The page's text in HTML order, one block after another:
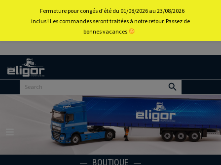
Retour
BOUTIQUE
Fermeture pour congés d'été du 01/08/2026 au 23/08/2026
inclus ! Les commandes seront traitées à notre retour. Passez de
bonnes vacances